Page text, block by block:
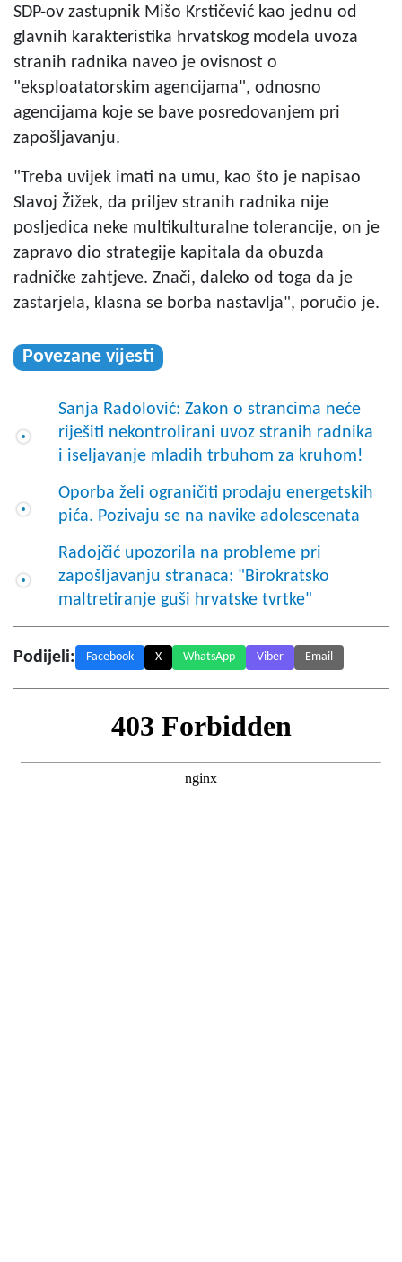
SDP-ov zastupnik Mišo Krstičević kao jednu od
glavnih karakteristika hrvatskog modela uvoza
stranih radnika naveo je ovisnost o
"eksploatatorskim agencijama", odnosno
agencijama koje se bave posredovanjem pri
zapošljavanju.
"Treba uvijek imati na umu, kao što je napisao
Slavoj Žižek, da priljev stranih radnika nije
posljedica neke multikulturalne tolerancije, on je
zapravo dio strategije kapitala da obuzda
radničke zahtjeve. Znači, daleko od toga da je
zastarjela, klasna se borba nastavlja", poručio je.
Povezane vijesti
Sanja Radolović: Zakon o strancima neće
riješiti nekontrolirani uvoz stranih radnika
i iseljavanje mladih trbuhom za kruhom!
Oporba želi ograničiti prodaju energetskih
pića. Pozivaju se na navike adolescenata
Radojčić upozorila na probleme pri
zapošljavanju stranaca: "Birokratsko
maltretiranje guši hrvatske tvrtke"
Podijeli: Facebook X WhatsApp Viber Email